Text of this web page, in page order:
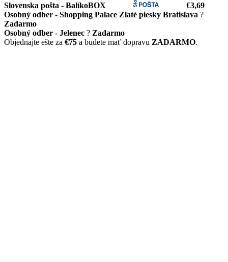
Slovenska pošta - BalíkoBOX
€3,69
Osobný odber - Shopping Palace Zlaté piesky Bratislava ?
Zadarmo
Osobný odber - Jelenec ? Zadarmo
Objednajte ešte za €75 a budete mať dopravu ZADARMO.